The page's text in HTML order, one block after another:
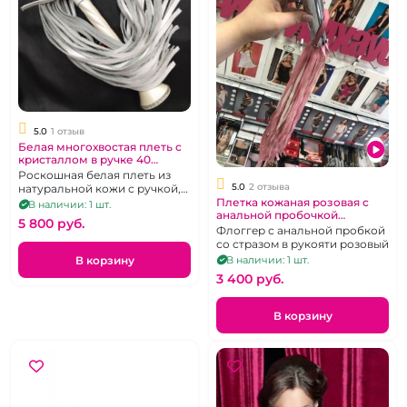
5.0 1 отзыв
Белая многохвостая плеть с
кристаллом в ручке 40
хвостов "BDSM"
Роскошная белая плеть из
натуральной кожи с ручкой,
украшенной стразами
В наличии: 1 шт.
5 800 pуб.
В корзину
5.0 2 отзыва
Плетка кожаная розовая с
анальной пробочкой
"Тайник"
Флоггер с анальной пробкой
со стразом в рукояти розовый
В наличии: 1 шт.
3 400 pуб.
В корзину